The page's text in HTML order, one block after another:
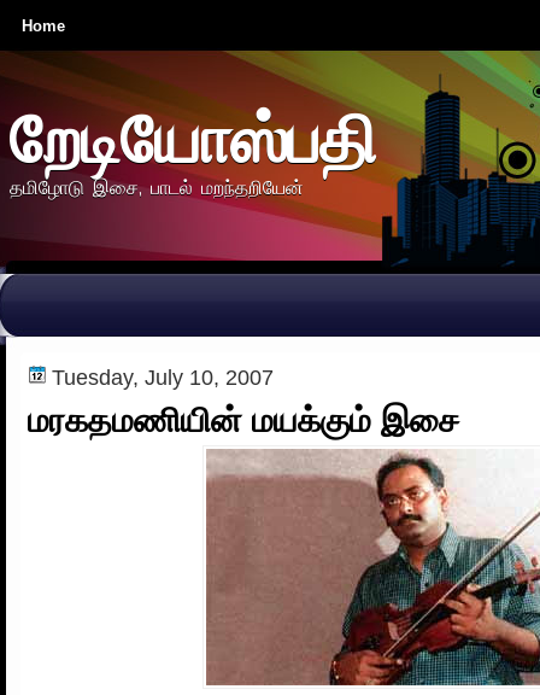
Home
றேடியோஸ்பதி
தமிழோடு இசை, பாடல் மறந்தறியேன்
Tuesday, July 10, 2007
மரகதமணியின் மயக்கும் இசை